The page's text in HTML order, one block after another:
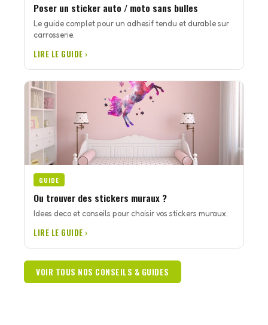
Poser un sticker auto / moto sans bulles
Le guide complet pour un adhesif tendu et durable sur
carrosserie.
LIRE LE GUIDE ›
GUIDE
Ou trouver des stickers muraux ?
Idees deco et conseils pour choisir vos stickers muraux.
LIRE LE GUIDE ›
VOIR TOUS NOS CONSEILS & GUIDES